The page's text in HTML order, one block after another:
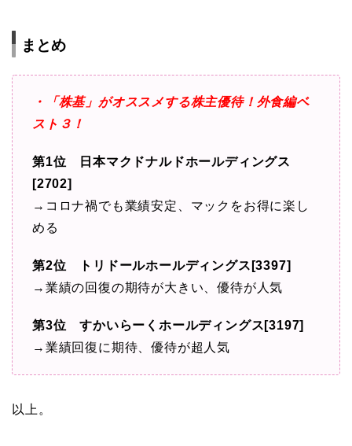
まとめ
・「株基」がオススメする株主優待！外食編ベ
スト３！
第1位 日本マクドナルドホールディングス
[2702]
→コロナ禍でも業績安定、マックをお得に楽し
める
第2位 トリドールホールディングス[3397]
→業績の回復の期待が大きい、優待が人気
第3位 すかいらーくホールディングス[3197]
→業績回復に期待、優待が超人気
以上。